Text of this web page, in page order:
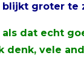
groter te
als dat echt
denk, vele